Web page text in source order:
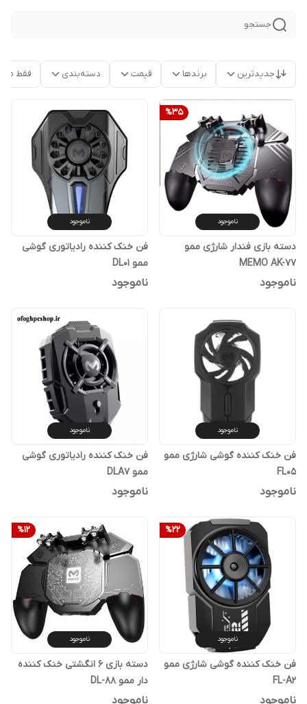
جستجو
جدیدترین برندها قیمت دسته‌بندی فقط
%35
ناموجود
دسته بازی فندار شارژی ممو
MEMO AK-77
ناموجود
ناموجود
فن خنک کننده رادیاتوری گوشی
ممو DL01
ناموجود
ناموجود
فن خنک کننده گوشی شارژی ممو
FL05
ناموجود
ناموجود
فن خنک کننده رادیاتوری گوشی
ممو DLA7
ناموجود
%22
ناموجود
فن خنک کننده گوشی شارژی ممو
FL-A2
ناموجود
%12
ناموجود
دسته بازی 6 انگشتی خنک کننده
دار ممو DL-88
ناموجود